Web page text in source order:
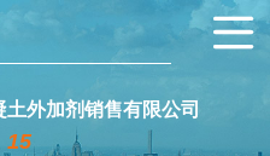
外加剂销售有限公司
15